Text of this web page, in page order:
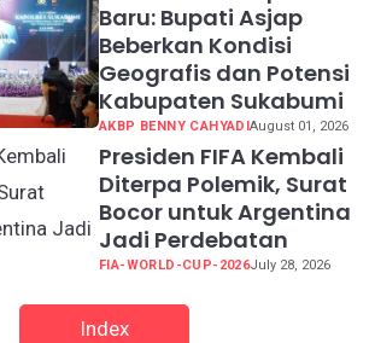
Baru: Bupati Asjap
Beberkan Kondisi
Geografis dan Potensi
Kabupaten Sukabumi
AKBP BENNY CAHYADIAugust 01, 2026
Presiden FIFA Kembali
Diterpa Polemik, Surat
Bocor untuk Argentina
Jadi Perdebatan
FIA-WORLD-CUP-2026July 28, 2026
Index